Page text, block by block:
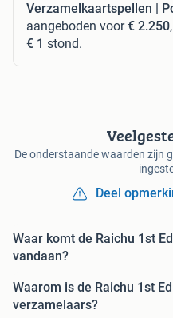
Verzamelkaartspellen |
aangeboden voor€ 2.250
€ 1 stond.
De onderstaande waarden zijn
Deel
Waar komt de Raichu 1st
vandaan?
Waarom is de Raichu 1st
verzamelaars?